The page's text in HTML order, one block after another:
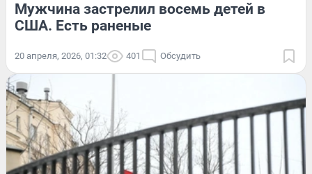
Мужчина застрелил восемь детей в
США. Есть раненые
20 апреля, 2026, 01:32 401 Обсудить